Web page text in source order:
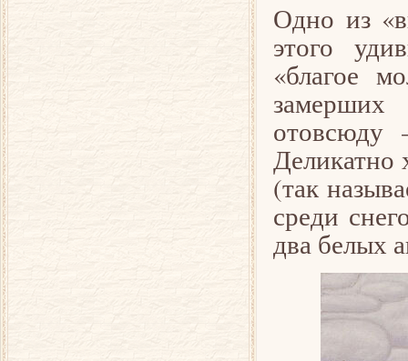
Одно из
этого
«благое
отовсюду
Деликатно
(так
среди
два белых